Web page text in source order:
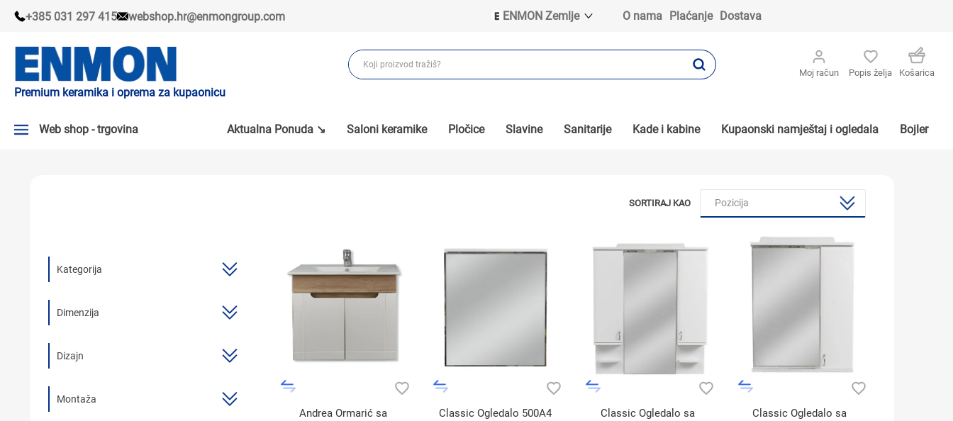
+385 031 297 415 webshop.hr@enmongroup.com
ENMON Zemlje
ENMON BIH
ENMON MKD
O nama Plaćanje Dostava
Premium keramika i oprema za kupaonicu
Moj račun Popis želja Košarica
Web shop - trgovina
TUŠEVI
KERAMIČARSKI MATERIJALI
Aktualna Ponuda ↘ Saloni keramike Pločice Slavine Sanitarije Kade i kabine Kupaonski namještaj i ogledala Bojler
SORTIRAJ KAO
Andrea Ormarić sa
Classic Ogledalo 500A4
Classic Ogledalo sa
Classic Ogledalo sa
Kategorija
Dimenzija
Dizajn
Montaža